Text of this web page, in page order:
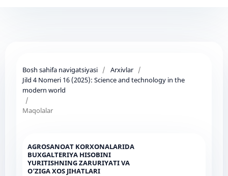
Bosh sahifa navigatsiyasi / Arxivlar /
Jild 4 Nomeri 16 (2025): Science and technology in the
modern world
/
Maqolalar
AGROSANOAT KORXONALARIDA
BUXGALTERIYA HISOBINI
YURITISHNING ZARURIYATI VA
O‘ZIGA XOS JIHATLARI